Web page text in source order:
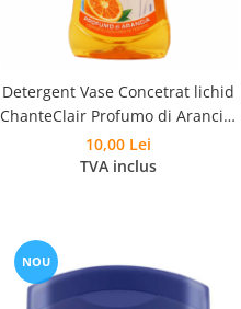
Detergent Vase Concetrat lichid
ChanteClair Profumo di Arancia,
500ml
10,00 Lei
TVA inclus
NOU